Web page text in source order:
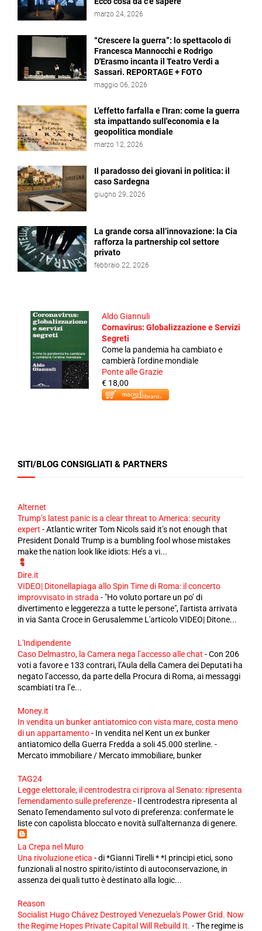
marzo 24, 2026
“Crescere la guerra”: lo spettacolo di
Francesca Mannocchi e Rodrigo
D'Erasmo incanta il Teatro Verdi a
Sassari. REPORTAGE + FOTO
maggio 06, 2026
L’effetto farfalla e l'Iran: come la guerra
sta impattando sull'economia e la
geopolitica mondiale
marzo 12, 2026
Il paradosso dei giovani in politica: il
caso Sardegna
giugno 29, 2026
La grande corsa all’innovazione: la Cia
rafforza la partnership col settore
privato
febbraio 22, 2026
Aldo Giannuli
Cornavirus: Globalizzazione e Servizi
Segreti
Come la pandemia ha cambiato e
cambierà l'ordine mondiale
Ponte alle Grazie
€ 18,00
SITI/BLOG CONSIGLIATI & PARTNERS
Alternet
Trump’s latest panic is a clear threat to America: security
expert -Atlantic writer Tom Nicols said it’s not enough that
President Donald Trump is a bumbling fool whose mistakes
make the nation look like idiots: He’s a vi...
Dire.it
VIDEO| Ditonellapiaga allo Spin Time di Roma: il concerto
improvvisato in strada - "Ho voluto portare un po’ di
divertimento e leggerezza a tutte le persone", l'artista arrivata
in via Santa Croce in Gerusalemme L'articolo VIDEO| Ditone...
L'Indipendente
Caso Delmastro, la Camera nega l’accesso alle chat -Con 206
voti a favore e 133 contrari, l’Aula della Camera dei Deputati ha
negato l’accesso, da parte della Procura di Roma, ai messaggi
scambiati tra l’e...
Money.it
In vendita un bunker antiatomico con vista mare, costa meno
di un appartamento- In vendita nel Kent un ex bunker
antiatomico della Guerra Fredda a soli 45.000 sterline. -
Mercato immobiliare / Mercato immobiliare, bunker
TAG24
Legge elettorale, il centrodestra ci riprova al Senato: ripresenta
l'emendamento sulle preferenze- Il centrodestra ripresenta al
Senato l'emendamento sul voto di preferenza: confermate le
liste con capolista bloccato e novità sull'alternanza di genere.
La Crepa nel Muro
Una rivoluzione etica -di *Gianni Tirelli * *I principi etici, sono
funzionali al nostro spirito/istinto di autoconservazione, in
assenza dei quali tutto è destinato alla logic...
Reason
Socialist Hugo Chávez Destroyed Venezuela's Power Grid. Now
the Regime Hopes Private Capital Will Rebuild It. -The regime is